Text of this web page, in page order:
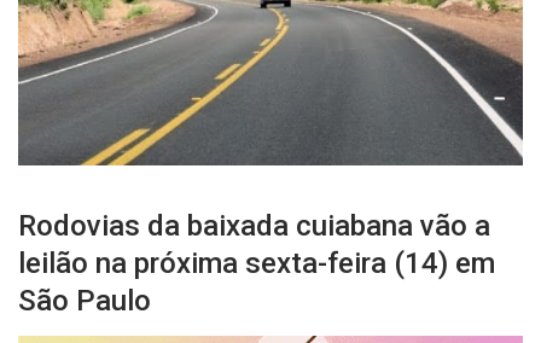
Rodovias da baixada cuiabana vão a
leilão na próxima sexta-feira (14) em
São Paulo